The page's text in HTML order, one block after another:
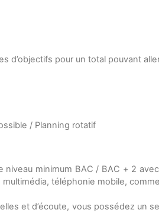
d’objectifs pour un total pouvant
/ Planning rotatif
niveau minimum BAC / BAC + 2
téléphonie mobile,
et d’écoute, vous possédez un